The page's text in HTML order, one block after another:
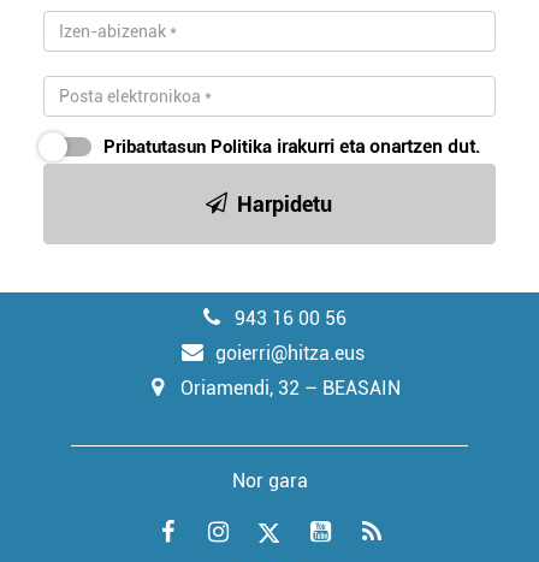
Pribatutasun Politika irakurri eta onartzen dut.
Harpidetu
943 16 00 56
goierri@hitza.eus
Oriamendi, 32 – BEASAIN
Nor gara